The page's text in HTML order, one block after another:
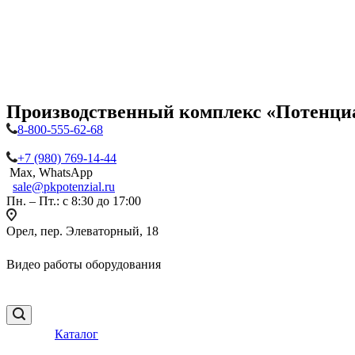
Производственный комплекс
8-800-555-62-68
+7 (980) 769-14-44
Max, WhatsApp
sale@pkpotenzial.ru
Пн. – Пт.: с 8:30 до 17:00
Орел, пер. Элеваторный, 18
Видео работы оборудования
Каталог